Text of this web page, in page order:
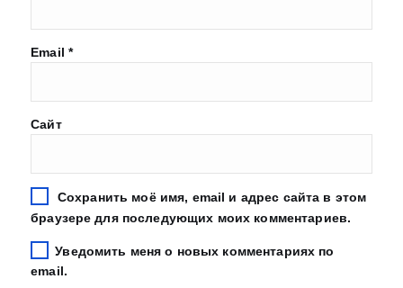
Email *
Сайт
Сохранить моё имя, email и адрес сайта в этом
браузере для последующих моих комментариев.
Уведомить меня о новых комментариях по
email.